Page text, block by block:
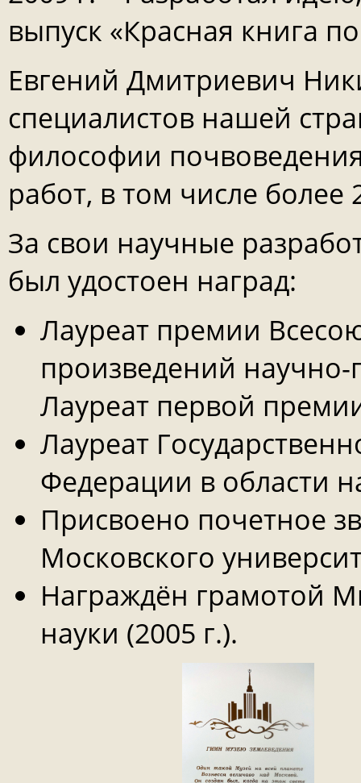
выпуск «Красная книга
Евгений Дмитриевич
специалистов нашей
философии
работ, в том числе
За свои научные
был удостоен наград:
Лауреат премии
произведений научно-
Лауреат первой
Лауреат
Федерации в области
Присвоено почетное
Московского
Награждён грамотой
науки (2005 г.).